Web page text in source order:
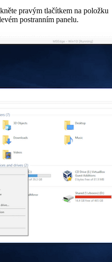
pravým tlačítkem na položku
postranním panelu.